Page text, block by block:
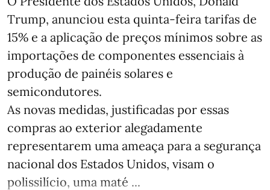
Trump, anunciou esta quinta-feira tarifas de
15% e a aplicação de preços mínimos sobre as
importações de componentes essenciais à
produção de painéis solares e
semicondutores.
As novas medidas, justificadas por essas
compras ao exterior alegadamente
representarem uma ameaça para a segurança
nacional dos Estados Unidos, visam o
polissilício, uma maté ...